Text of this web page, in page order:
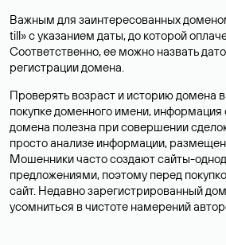
Важным для заинтересованных
till» с указанием даты, до которой
Соответственно, ее можно назвать
регистрации домена.
Проверять возраст и историю домена
покупке доменного имени, информация
домена полезна при совершении
просто анализе информации,
Мошенники часто создают сайты-
предложениями, поэтому перед
сайт. Недавно зарегистрированный
усомниться в чистоте намерений